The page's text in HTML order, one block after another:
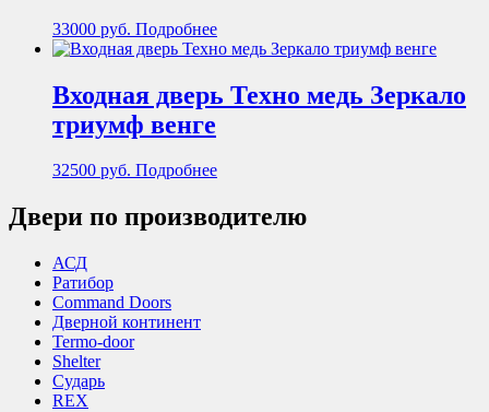
33000 руб. Подробнее
Входная дверь Техно медь Зеркало
триумф венге
32500 руб. Подробнее
Двери по производителю
АСД
Ратибор
Command Doors
Дверной континент
Termo-door
Shelter
Сударь
REX